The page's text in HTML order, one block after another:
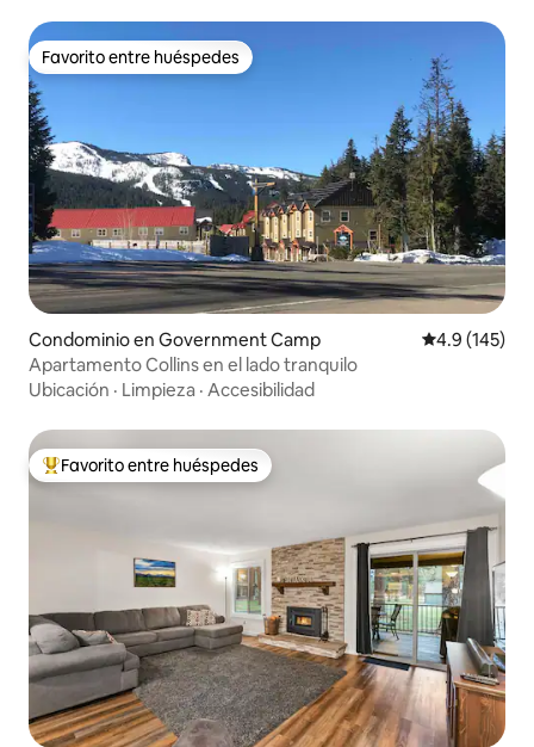
Favorito entre huéspedes
Favorito entre huéspedes
Condominio en Government Camp Calificación
4.9 (145)
Apartamento Collins en el lado tranquilo
Ubicación · Limpieza · Accesibilidad
De los mejores en Favorito entre huéspedes
Favorito entre huéspedes